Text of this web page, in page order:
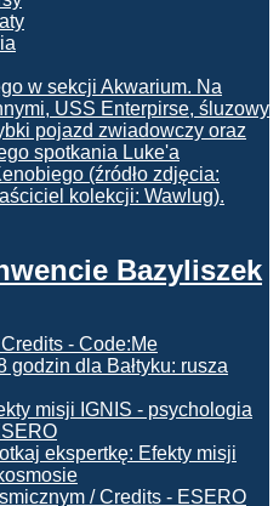
Bazyliszek
godzin dla Bałtyku: rusza
ekspertkę: Efekty misji